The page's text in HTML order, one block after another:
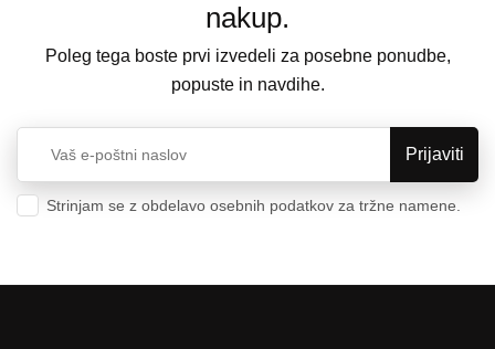
nakup.
Poleg tega boste prvi izvedeli za posebne ponudbe,
popuste in navdihe.
Strinjam se z obdelavo osebnih podatkov za tržne namene.